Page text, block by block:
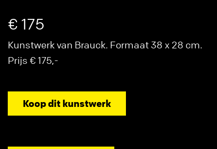
€ 175
Kunstwerk van Brauck. Formaat 38 x 28 cm.
Prijs € 175,-
Koop dit kunstwerk